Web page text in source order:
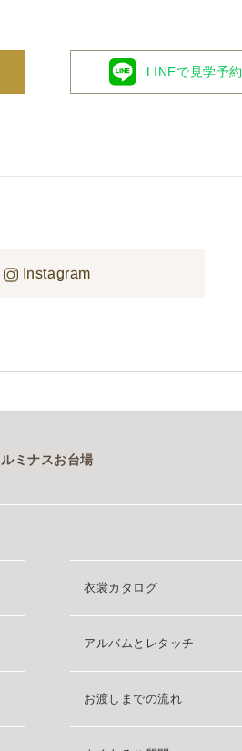
LINEで見学予約
Instagram
ルミナスお台場
衣裳カタログ
アルバムとレタッチ
お渡しまでの流れ